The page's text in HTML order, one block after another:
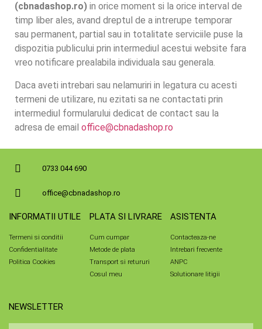
(cbnadashop.ro) in orice moment si la orice interval de
timp liber ales, avand dreptul de a intrerupe temporar
sau permanent, partial sau in totalitate serviciile puse la
dispozitia publicului prin intermediul acestui website fara
vreo notificare prealabila individuala sau generala.
Daca aveti intrebari sau nelamuriri in legatura cu acesti
termeni de utilizare, nu ezitati sa ne contactati prin
intermediul formularului dedicat de contact sau la
adresa de email office@cbnadashop.ro
0733 044 690
office@cbnadashop.ro
INFORMATII UTILE
Termeni si conditii
Confidentialitate
Politica Cookies
PLATA SI LIVRARE
Cum cumpar
Metode de plata
Transport si retururi
Cosul meu
ASISTENTA
Contacteaza-ne
Intrebari frecvente
ANPC
Solutionare litigii
NEWSLETTER